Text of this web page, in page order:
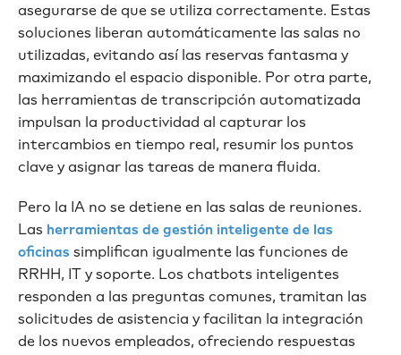
asegurarse de que se utiliza correctamente. Estas
soluciones liberan automáticamente las salas no
utilizadas, evitando así las reservas fantasma y
maximizando el espacio disponible. Por otra parte,
las herramientas de transcripción automatizada
impulsan la productividad al capturar los
intercambios en tiempo real, resumir los puntos
clave y asignar las tareas de manera fluida.
Pero la IA no se detiene en las salas de reuniones.
Las herramientas de gestión inteligente de las
oficinas simplifican igualmente las funciones de
RRHH, IT y soporte. Los chatbots inteligentes
responden a las preguntas comunes, tramitan las
solicitudes de asistencia y facilitan la integración
de los nuevos empleados, ofreciendo respuestas